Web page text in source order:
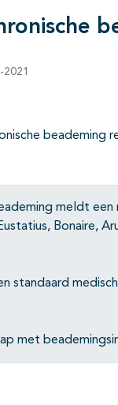
2021
beademing
meldt een
Bonaire,
standaard
met